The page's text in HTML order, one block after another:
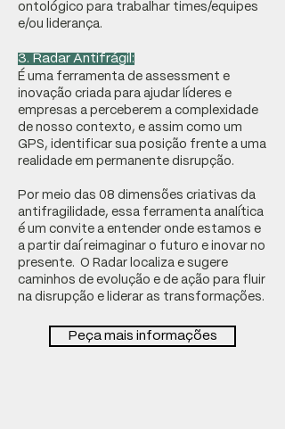
ontológico para trabalhar times/equipes
e/ou liderança.
3. Radar Antifrágil:
É uma ferramenta de assessment e
inovação criada para ajudar líderes e
empresas a perceberem a complexidade
de nosso contexto, e assim como um
GPS, identificar sua posição frente a uma
realidade em permanente disrupção.
Por meio das 08 dimensões criativas da
antifragilidade, essa ferramenta analítica
é um convite a entender onde estamos e
a partir daí reimaginar o futuro e inovar no
presente. O Radar localiza e sugere
caminhos de evolução e de ação para fluir
na disrupção e liderar as transformações.
Peça mais informações